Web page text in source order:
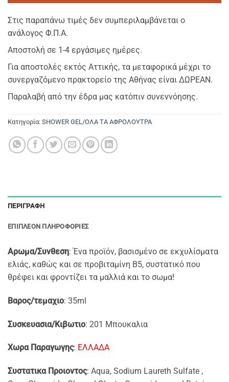
Στις παραπάνω τιμές δεν συμπεριλαμβάνεται ο
ανάλογος Φ.Π.Α.
Αποστολή σε 1-4 εργάσιμες ημέρες.
Για αποστολές εκτός Αττικής, τα μεταφορικά μέχρι το
συνεργαζόμενο πρακτορείο της Αθήνας είναι ΔΩΡΕΑΝ.
Παραλαβή από την έδρα μας κατόπιν συνεννόησης.
Κατηγορία: SHOWER GEL/ΟΛΑ ΤΑ ΑΦΡΟΛΟΥΤΡΑ
ΠΕΡΙΓΡΑΦΉ
ΕΠΙΠΛΈΟΝ ΠΛΗΡΟΦΟΡΊΕΣ
Αρωμα/Συνθεση: Ένα προϊόν, βασισμένο σε εκχυλίσματα
ελιάς, καθώς και σε προβιταμίνη Β5, συστατικό που
θρέφει και φροντίζει τα μαλλιά και το σωμα!
Βαρος/τεμαχιο: 35ml
Συσκευασια/Κιβωτιο: 201 Μπουκαλια
Χωρα Παραγωγης: ΕΛΛΑΔΑ
Συστατικα Προιοντος: Aqua, Sodium Laureth Sulfate ,